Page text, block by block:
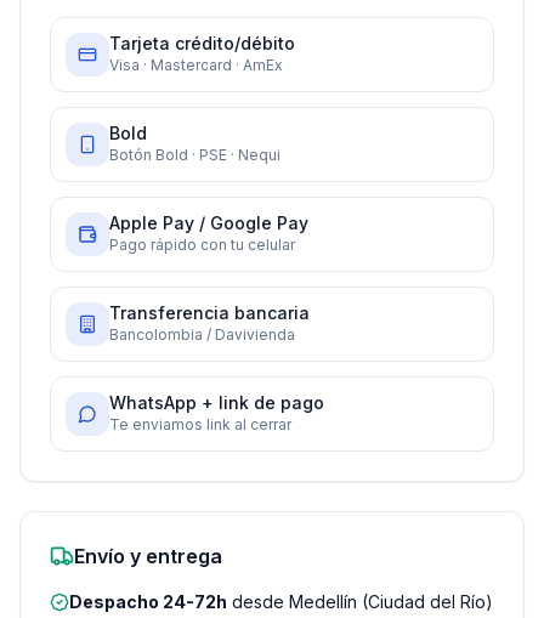
Tarjeta crédito/débito
Visa · Mastercard · AmEx
Bold
Botón Bold · PSE · Nequi
Apple Pay / Google Pay
Pago rápido con tu celular
Transferencia bancaria
Bancolombia / Davivienda
WhatsApp + link de pago
Te enviamos link al cerrar
Envío y entrega
Despacho 24-72h desde Medellín (Ciudad del Río)